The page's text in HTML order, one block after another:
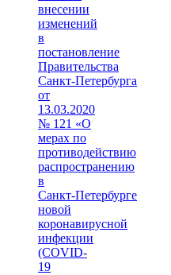
внесении
изменений
в
постановление
Правительства
Санкт‑Петербурга
от
13.03.2020
№ 121 «О
мерах по
противодействию
распространению
в
Санкт‑Петербурге
новой
коронавирусной
инфекции
(COVID-
19